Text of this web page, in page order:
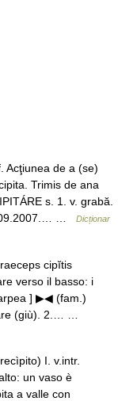
Acţiunea de a (se)
Trimis de ana
s. 1. v. grabă.
…
Dicționar
cipĭtis
verso il basso: i
] ▶◀ (fam.)
(giù). 2.… …
I. v.intr.
un vaso è
a valle con